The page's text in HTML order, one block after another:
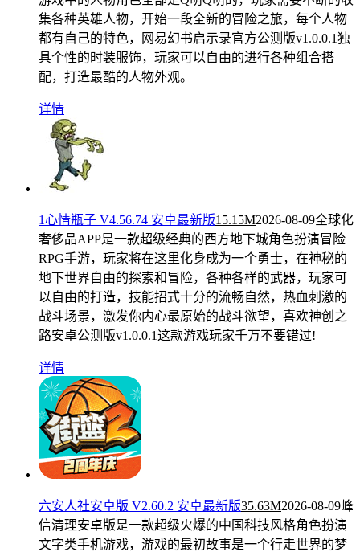
集各种英雄人物，开始一段全新的冒险之旅，每个人物
都有自己的特色，网易幻书启示录官方公测版v1.0.0.1独
具个性的时装服饰，玩家可以自由的进行各种组合搭
配，打造最酷的人物外观。
详情
1心情瓶子 V4.56.74 安卓最新版15.15M2026-08-09全球化
奢侈品APP是一款超级经典的西方地下城角色扮演冒险
RPG手游，玩家将在这里化身成为一个勇士，在神秘的
地下世界自由的探索和冒险，各种各样的武器，玩家可
以自由的打造，技能招式十分的流畅自然，热血刺激的
战斗场景，激发你内心最原始的战斗欲望，喜欢神创之
路安卓公测版v1.0.0.1这款游戏玩家千万不要错过!
详情
六安人社安卓版 V2.60.2 安卓最新版35.63M2026-08-09峰
信清理安卓版是一款超级火爆的中国科技风格角色扮演
文字类手机游戏，游戏的最初故事是一个行走世界的梦